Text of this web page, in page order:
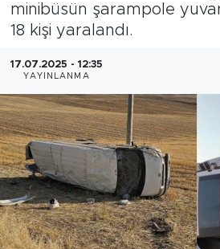
minibüsün şarampole
18 kişi yaralandı.
17.07.2025 - 12:35
YAYINLANMA
Magazin
Özel Haber
Politika
Resmi İlanlar
Sağlık
Spor